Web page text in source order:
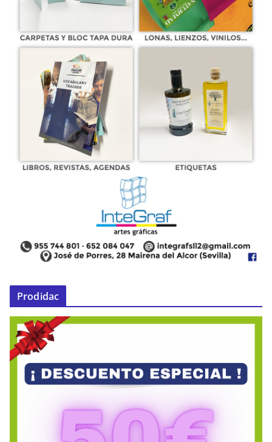
Prodidac